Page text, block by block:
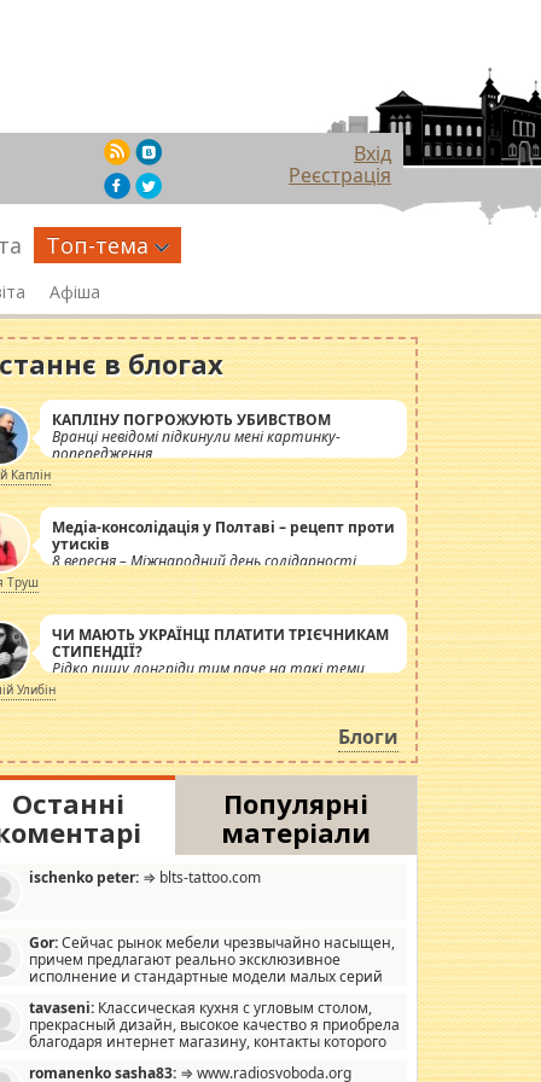
Вхід
Реєстрація
Топ-тема
Афіша
в блогах
КАПЛІНУ ПОГРОЖУЮТЬ УБИВСТВОМ
Вранці невідомі підкинули мені картинку-
попередження
Каплін
Медіа-консолідація у Полтаві – рецепт проти
утисків
8 вересня – Міжнародний день солідарності
журналістів.
Труш
ЧИ МАЮТЬ УКРАЇНЦІ ПЛАТИТИ ТРІЄЧНИКАМ
СТИПЕНДІЇ?
Рідко пишу лонгріди тим паче на такі теми,
але вже просто дістало! Обурюють сьогоднішні
інсенуації навколо стипендіального питання.
Штучно роздувається ще одна соціальна
катастрофа.
Улибін
Блоги
Останні
Популярні
матеріали
ischenko peter: ⇒ blts-tattoo.com
Gor:Сейчас рынок мебели чрезвычайно насыщен,
причем предлагают реально эксклюзивное
исполнение и стандартные модели малых серий
мало походит на стандартные формы, в MebelOk,
и что главное - со вкусом все в порядке,
ненужных наворотов удорожающих мебель, а это не
tavaseni: Классическая кухня с угловым столом,
прекрасный дизайн, высокое качество я приобрела
благодаря интернет магазину, контакты которого
romanenko sasha83: ⇒ www.radiosvoboda.org